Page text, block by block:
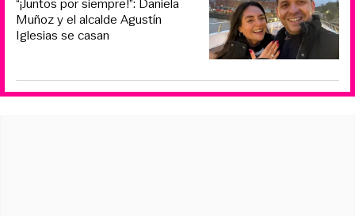
“¡Juntos por siempre!”: Daniela
Muñoz y el alcalde Agustín
Iglesias se casan